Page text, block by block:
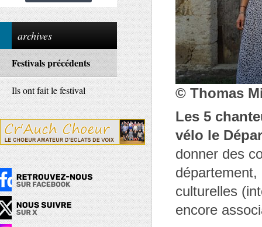
archives
Festivals précédents
Ils ont fait le festival
© Thomas
Les 5
vélo le
donner des
culturelles
encore